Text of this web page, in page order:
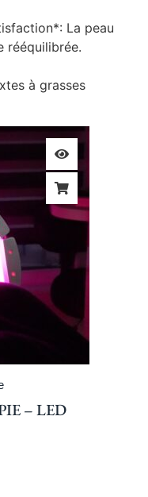
La peau
rééquilibrée.
à grasses
– LED